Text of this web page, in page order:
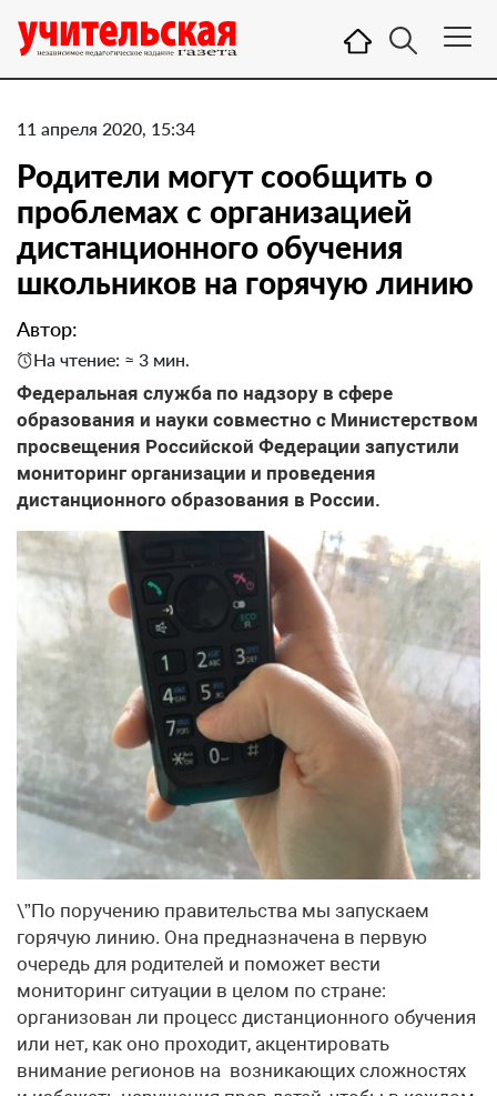
11 апреля 2020, 15:34
Родители могут сообщить о
проблемах с организацией
дистанционного обучения
школьников на горячую линию
Автор:
На чтение: ≈ 3 мин.
Федеральная служба по надзору в сфере
образования и науки совместно с Министерством
просвещения Российской Федерации запустили
мониторинг организации и проведения
дистанционного образования в России.
\”По поручению правительства мы запускаем
горячую линию. Она предназначена в первую
очередь для родителей и поможет вести
мониторинг ситуации в целом по стране:
организован ли процесс дистанционного обучения
или нет, как оно проходит, акцентировать
внимание регионов на возникающих сложностях